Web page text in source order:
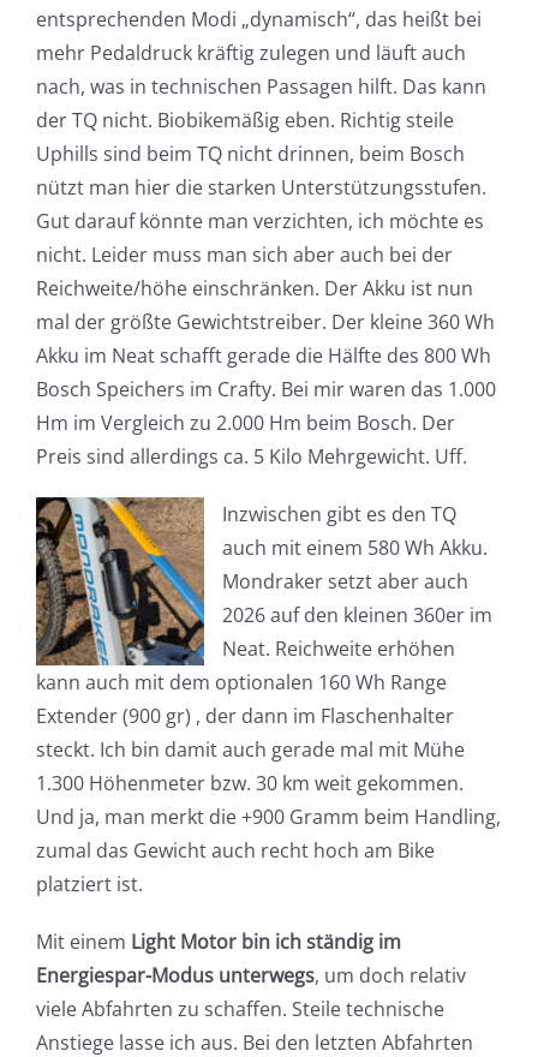
entsprechenden Modi „dynamisch“, das heißt bei
mehr Pedaldruck kräftig zulegen und läuft auch
nach, was in technischen Passagen hilft. Das kann
der TQ nicht. Biobikemäßig eben. Richtig steile
Uphills sind beim TQ nicht drinnen, beim Bosch
nützt man hier die starken Unterstützungsstufen.
Gut darauf könnte man verzichten, ich möchte es
nicht. Leider muss man sich aber auch bei der
Reichweite/höhe einschränken. Der Akku ist nun
mal der größte Gewichtstreiber. Der kleine 360 Wh
Akku im Neat schafft gerade die Hälfte des 800 Wh
Bosch Speichers im Crafty. Bei mir waren das 1.000
Hm im Vergleich zu 2.000 Hm beim Bosch. Der
Preis sind allerdings ca. 5 Kilo Mehrgewicht. Uff.
Inzwischen gibt es den TQ
auch mit einem 580 Wh Akku.
Mondraker setzt aber auch
2026 auf den kleinen 360er im
Neat. Reichweite erhöhen
kann auch mit dem optionalen 160 Wh Range
Extender (900 gr) , der dann im Flaschenhalter
steckt. Ich bin damit auch gerade mal mit Mühe
1.300 Höhenmeter bzw. 30 km weit gekommen.
Und ja, man merkt die +900 Gramm beim Handling,
zumal das Gewicht auch recht hoch am Bike
platziert ist.
Mit einem Light Motor bin ich ständig im
Energiespar-Modus unterwegs, um doch relativ
viele Abfahrten zu schaffen. Steile technische
Anstiege lasse ich aus. Bei den letzten Abfahrten